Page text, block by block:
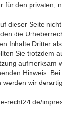
für den privaten,
dieser Seite
die
Inhalte Dritter
Sie trotzdem
aufmerksam
Hinweis.
werden wir
recht24.de/